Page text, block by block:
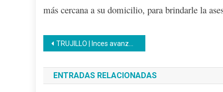
más cercana a su domicilio, para brindarle la
Navegación
de
entradas
TRUJILLO | Inces avanza en el proceso de certificación de docentes del área Creación, Recreación y Producción
ENTRADAS RELACIONADAS